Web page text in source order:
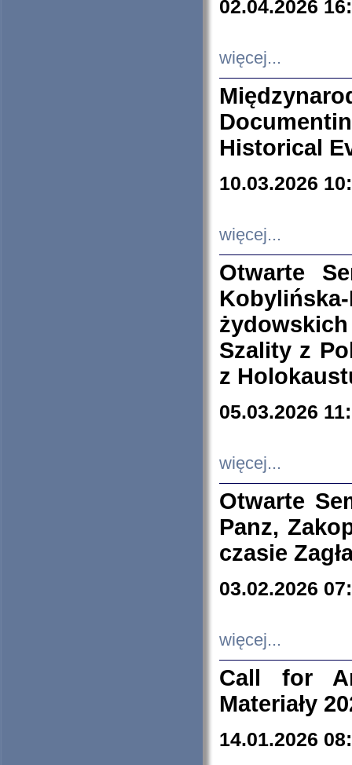
02.04.2026
więcej...
Historical
10.03.2026
więcej...
Otwarte
Szality z
z
05.03.2026
więcej...
Otwarte
Panz,
czasie
03.02.2026
więcej...
Call for
Materiały
14.01.2026